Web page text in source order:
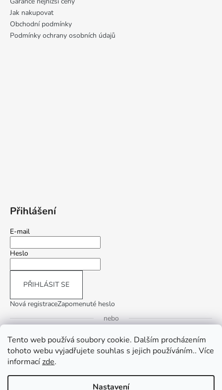
Tento web používá soubory cookie. Dalším procházením
tohoto webu vyjadřujete souhlas s jejich používáním.. Více
informacízde.
Nastavení
Jak nakupovat
Obchodní podmínky
Podmínky ochrany osobních údajů
Přihlášení
E-mail
Heslo
PŘIHLÁSIT SE
Nová registraceZapomenuté heslo
nebo
Přihlásit se přes Google